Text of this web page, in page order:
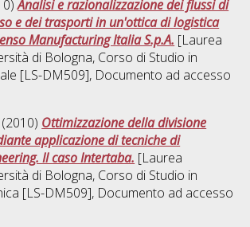
Analisi e razionalizzazione dei flussi di
e dei trasporti in un'ottica di logistica
Manufacturing Italia S.p.A. [Laurea
di Bologna, Corso di Studio in
[LS-DM509], Documento ad accesso
(2010) Ottimizzazione della divisione
applicazione di tecniche di
Il caso Intertaba. [Laurea
di Bologna, Corso di Studio in
[LS-DM509], Documento ad accesso